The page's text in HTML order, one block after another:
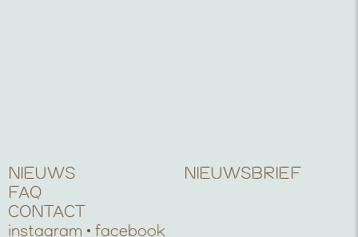
NIEUWS
FAQ
CONTACT
NIEUWSBRIEF
instagram facebook